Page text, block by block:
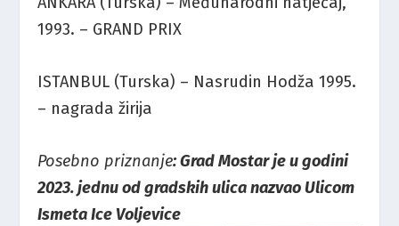
1993. – GRAND PRIX
ISTANBUL (Turska) – Nasrudin Hodža 1995.
– nagrada žirija
Posebno priznanje: Grad Mostar je u godini
2023. jednu od gradskih ulica nazvao Ulicom
Ismeta Ice Voljevice